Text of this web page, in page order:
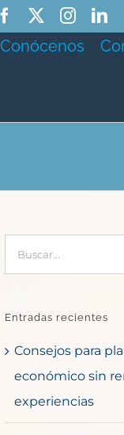
Facebook
Conócenos
Entradas recientes
Consejos para
económico sin
experiencias